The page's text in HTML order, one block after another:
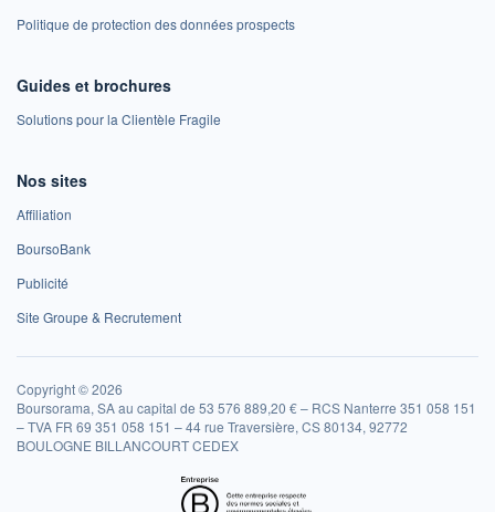
Politique de protection des données prospects
Guides et brochures
Solutions pour la Clientèle Fragile
Nos sites
Affiliation
BoursoBank
Publicité
Site Groupe & Recrutement
Copyright © 2026
Boursorama, SA au capital de 53 576 889,20 € – RCS Nanterre 351 058 151
– TVA FR 69 351 058 151 – 44 rue Traversière, CS 80134, 92772
BOULOGNE BILLANCOURT CEDEX